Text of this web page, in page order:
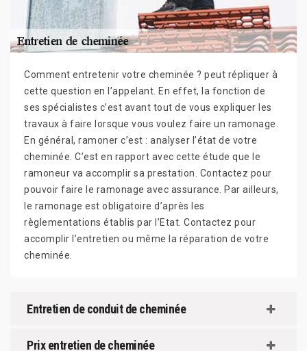
Comment entretenir votre cheminée ? peut répliquer à
cette question en l’appelant. En effet, la fonction de
ses spécialistes c’est avant tout de vous expliquer les
travaux à faire lorsque vous voulez faire un ramonage.
En général, ramoner c’est : analyser l’état de votre
cheminée. C’est en rapport avec cette étude que le
ramoneur va accomplir sa prestation. Contactez pour
pouvoir faire le ramonage avec assurance. Par ailleurs,
le ramonage est obligatoire d’après les
règlementations établis par l’Etat. Contactez pour
accomplir l’entretien ou même la réparation de votre
cheminée.
Entretien de conduit de cheminée
Prix entretien de cheminée